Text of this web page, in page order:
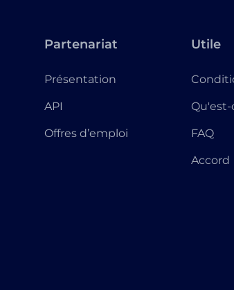
Partenariat
Présentation
API
Offres d’emploi
Utile
Qu'est-
FAQ
Accord